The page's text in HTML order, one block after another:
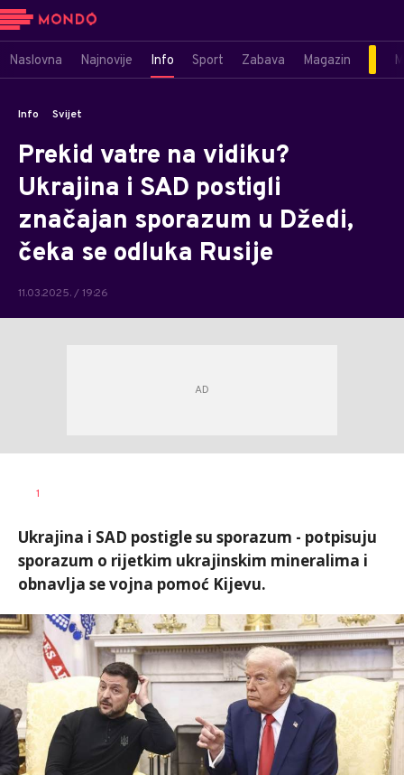
Naslovna Najnovije Info Sport Zabava Magazin
Info Svijet
Prekid vatre na vidiku?
Ukrajina i SAD postigli
značajan sporazum u Džedi,
čeka se odluka Rusije
11.03.2025. / 19:26
AUTOR
1
Ukrajina i SAD postigle su sporazum - potpisuju
sporazum o rijetkim ukrajinskim mineralima i
obnavlja se vojna pomoć Kijevu.